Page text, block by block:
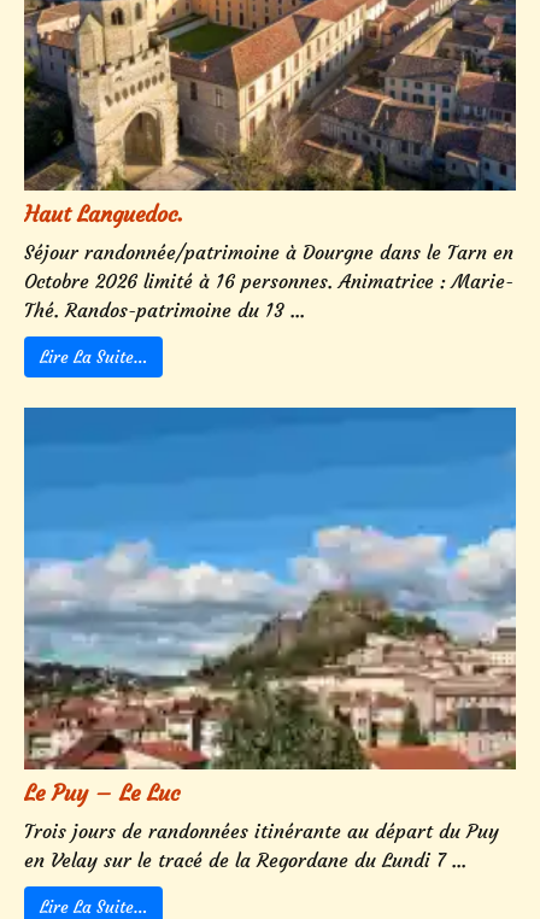
Haut Languedoc.
Séjour randonnée/patrimoine à Dourgne dans le Tarn en
Octobre 2026 limité à 16 personnes. Animatrice : Marie-
Thé. Randos-patrimoine du 13 ...
Lire La Suite…
Le Puy – Le Luc
Trois jours de randonnées itinérante au départ du Puy
en Velay sur le tracé de la Regordane du Lundi 7 ...
Lire La Suite…